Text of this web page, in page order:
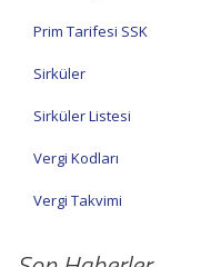
Prim Tarifesi SSK
Sirküler
Sirküler Listesi
Vergi Kodları
Vergi Takvimi